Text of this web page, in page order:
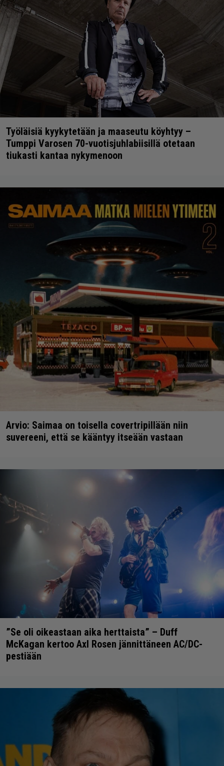
Työläisiä kyykytetään ja maaseutu köyhtyy –
Tumppi Varosen 70-vuotisjuhlabiisillä otetaan
tiukasti kantaa nykymenoon
Arvio: Saimaa on toisella covertripillään niin
suvereeni, että se kääntyy itseään vastaan
”Se oli oikeastaan aika herttaista” – Duff
McKagan kertoo Axl Rosen jännittäneen AC/DC-
pestiään